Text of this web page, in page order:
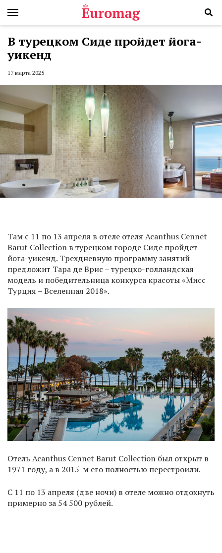
В турецком Сиде пройдет йога-
уикенд
17 марта 2025
Там с 11 по 13 апреля в отеле отеля Acanthus Cennet
Barut Collection в турецком городе Сиде пройдет
йога-уикенд. Трехдневную программу занятий
предложит Тара де Врис – турецко-голландская
модель и победительница конкурса красоты «Мисс
Турция – Вселенная 2018».
Отель Acanthus Cennet Barut Collection был открыт в
1971 году, а в 2015-м его полностью перестроили.
С 11 по 13 апреля (две ночи) в отеле можно отдохнуть
примерно за 54 500 рублей.